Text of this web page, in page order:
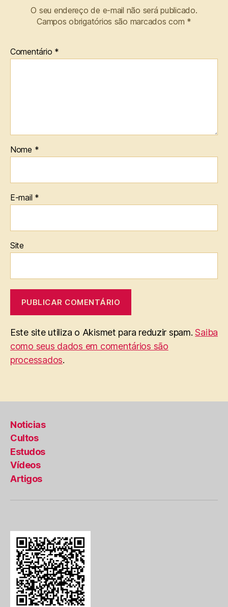
O seu endereço de e-mail não será publicado.
Campos obrigatórios são marcados com *
Comentário *
Nome *
E-mail *
Site
Este site utiliza o Akismet para reduzir spam.Saiba
como seus dados em comentários são
processados.
Noticias
Cultos
Estudos
Vídeos
Artigos